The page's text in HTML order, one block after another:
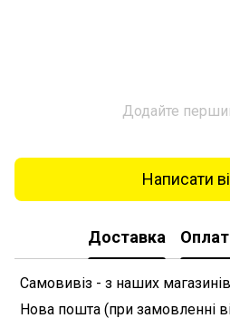
Додайте
Написати
Доставка
Самовивіз - з наших
Нова пошта (при замовленні